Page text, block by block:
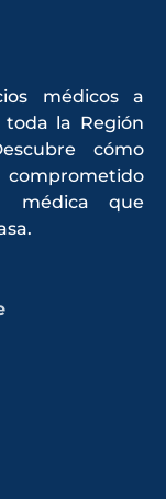
médicos a
la Región
cómo
médica que